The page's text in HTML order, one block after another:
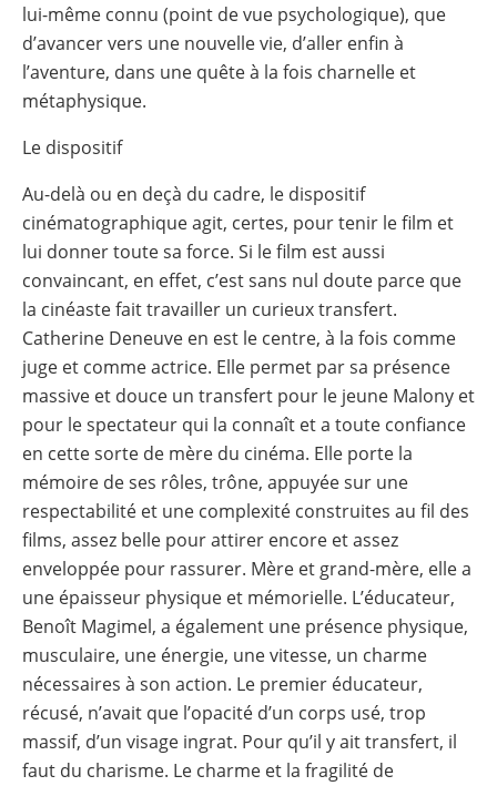
lui-même connu (point de vue psychologique), que
d’avancer vers une nouvelle vie, d’aller enfin à
l’aventure, dans une quête à la fois charnelle et
métaphysique.
Le dispositif
Au-delà ou en deçà du cadre, le dispositif
cinématographique agit, certes, pour tenir le film et
lui donner toute sa force. Si le film est aussi
convaincant, en effet, c’est sans nul doute parce que
la cinéaste fait travailler un curieux transfert.
Catherine Deneuve en est le centre, à la fois comme
juge et comme actrice. Elle permet par sa présence
massive et douce un transfert pour le jeune Malony et
pour le spectateur qui la connaît et a toute confiance
en cette sorte de mère du cinéma. Elle porte la
mémoire de ses rôles, trône, appuyée sur une
respectabilité et une complexité construites au fil des
films, assez belle pour attirer encore et assez
enveloppée pour rassurer. Mère et grand-mère, elle a
une épaisseur physique et mémorielle. L’éducateur,
Benoît Magimel, a également une présence physique,
musculaire, une énergie, une vitesse, un charme
nécessaires à son action. Le premier éducateur,
récusé, n’avait que l’opacité d’un corps usé, trop
massif, d’un visage ingrat. Pour qu’il y ait transfert, il
faut du charisme. Le charme et la fragilité de